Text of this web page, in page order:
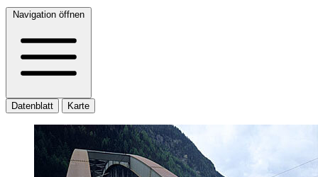
Navigation öffnen
Datenblatt Karte